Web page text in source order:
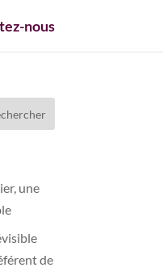
nous
une
de